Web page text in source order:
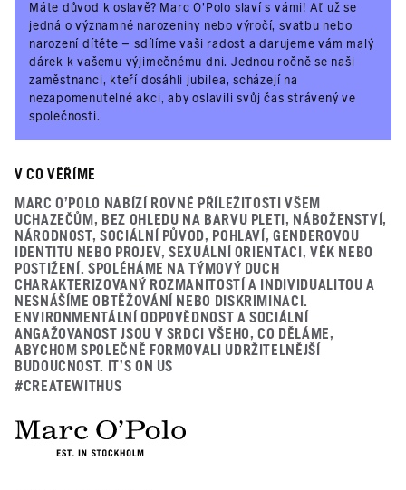
Máte důvod k oslavě? Marc O'Polo slaví s vámi! Ať už se
jedná o významné narozeniny nebo výročí, svatbu nebo
narození dítěte – sdílíme vaši radost a darujeme vám malý
dárek k vašemu výjimečnému dni. Jednou ročně se naši
zaměstnanci, kteří dosáhli jubilea, scházejí na
nezapomenutelné akci, aby oslavili svůj čas strávený ve
společnosti.
V CO VĚŘÍME
MARC O'POLO NABÍZÍ ROVNÉ PŘÍLEŽITOSTI VŠEM
UCHAZEČŮM, BEZ OHLEDU NA BARVU PLETI, NÁBOŽENSTVÍ,
NÁRODNOST, SOCIÁLNÍ PŮVOD, POHLAVÍ, GENDEROVOU
IDENTITU NEBO PROJEV, SEXUÁLNÍ ORIENTACI, VĚK NEBO
POSTIŽENÍ. SPOLÉHÁME NA TÝMOVÝ DUCH
CHARAKTERIZOVANÝ ROZMANITOSTÍ A INDIVIDUALITOU A
NESNÁŠÍME OBTĚŽOVÁNÍ NEBO DISKRIMINACI.
ENVIRONMENTÁLNÍ ODPOVĚDNOST A SOCIÁLNÍ
ANGAŽOVANOST JSOU V SRDCI VŠEHO, CO DĚLÁME,
ABYCHOM SPOLEČNĚ FORMOVALI UDRŽITELNĚJŠÍ
BUDOUCNOST. IT'S ON US
#CREATEWITHUS